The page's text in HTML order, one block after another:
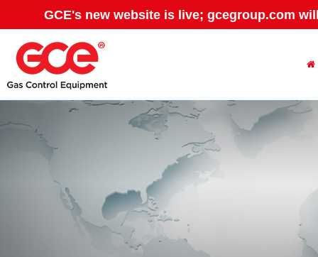
GCE's new website is live; gcegroup.com